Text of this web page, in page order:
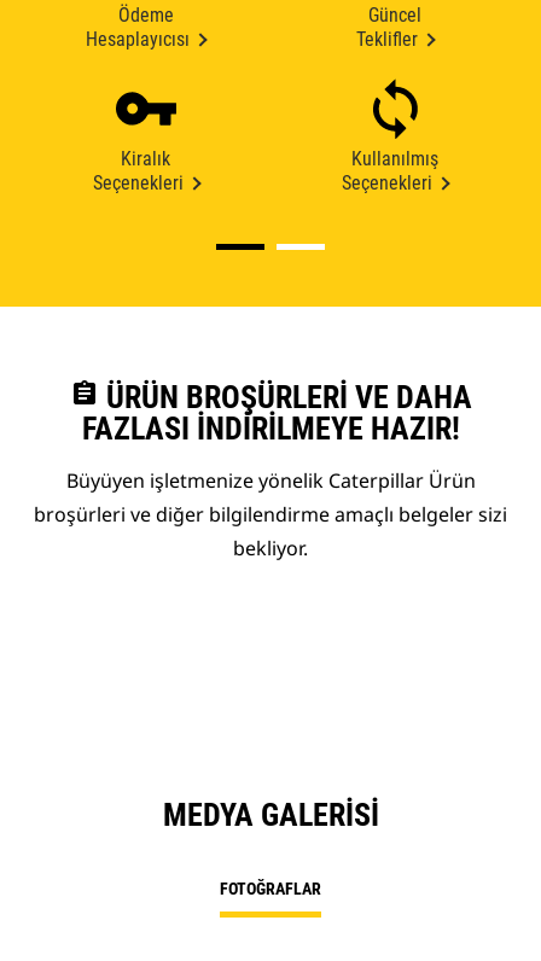
Ödeme
Hesaplayıcısı
Güncel
Teklifler
Kiralık
Seçenekleri
Kullanılmış
Seçenekleri
assignment ÜRÜN BROŞÜRLERI VE DAHA
FAZLASI İNDIRILMEYE HAZIR!
Büyüyen işletmenize yönelik Caterpillar Ürün
broşürleri ve diğer bilgilendirme amaçlı belgeler sizi
bekliyor.
MEDYA GALERISI
FOTOĞRAFLAR